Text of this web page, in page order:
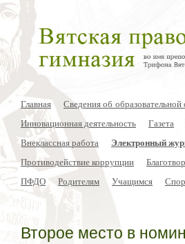
Главная
Сведения об образовательной
Инновационная деятельность
Газета
Внеклассная работа
Электронный
Противодействие коррупции
ПФДО
Родителям Учащимся
Второе место в